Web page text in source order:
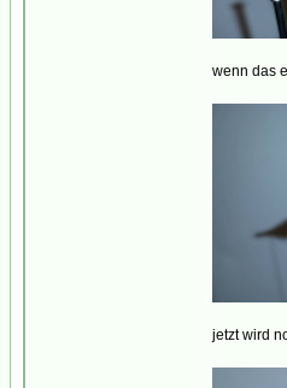
wenn das
jetzt wird